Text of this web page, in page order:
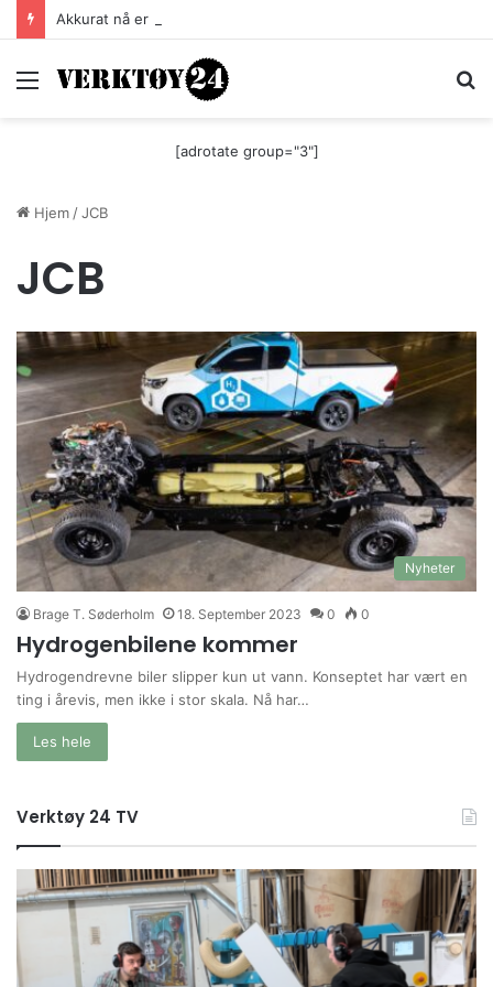
Akkurat nå er batteri-bordsaga til Festool billigere
Meny
[adrotate group="3"]
Hjem /JCB
JCB
Nyheter
Brage T. Søderholm 18. September 2023 0 0
Hydrogenbilene kommer
Hydrogendrevne biler slipper kun ut vann. Konseptet har vært en
ting i årevis, men ikke i stor skala. Nå har…
Les hele
Verktøy 24 TV